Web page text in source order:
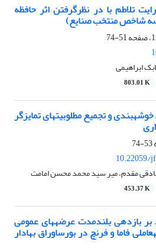
تلاطم با در نظرگرفتن اثر حافظه
شاخص منتخب صنایع)
51-74
ابراهیمی
803.01 K
به ‎کارگیری رویکرد ترکیبی خوشه‎بندی و تجمیع مطلوبیت‎های تمایزگر
53-74
10.22059/
مقدم، میر سید محمد محسن امامت
453.37 K
بازدهی بلندمدت عرضههای عمومی
فاما و فرنچ در بورساوراق بهادار